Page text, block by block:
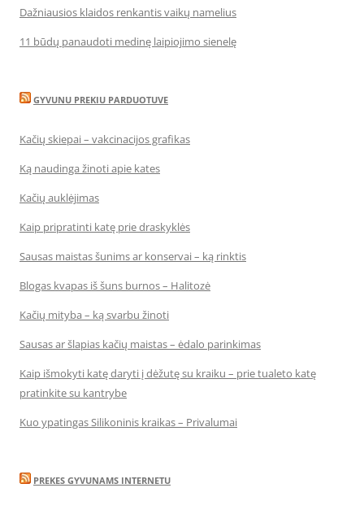
Dažniausios klaidos renkantis vaikų namelius
11 būdų panaudoti medinę laipiojimo sienelę
GYVUNU PREKIU PARDUOTUVE
Kačių skiepai – vakcinacijos grafikas
Ką naudinga žinoti apie kates
Kačių auklėjimas
Kaip pripratinti katę prie draskyklės
Sausas maistas šunims ar konservai – ką rinktis
Blogas kvapas iš šuns burnos – Halitozė
Kačių mityba – ką svarbu žinoti
Sausas ar šlapias kačių maistas – ėdalo parinkimas
Kaip išmokyti katę daryti į dėžutę su kraiku – prie tualeto katę
pratinkite su kantrybe
Kuo ypatingas Silikoninis kraikas – Privalumai
PREKES GYVUNAMS INTERNETU